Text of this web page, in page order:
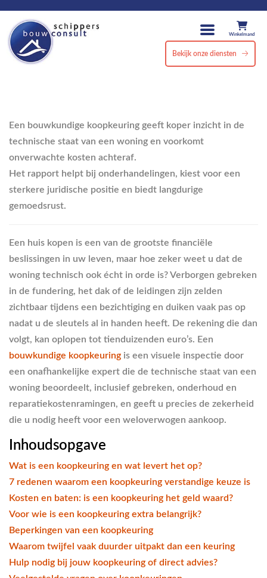
Winkelmand
Bekijk onze diensten
Een bouwkundige koopkeuring geeft koper inzicht in de
technische staat van een woning en voorkomt
onverwachte kosten achteraf.
Het rapport helpt bij onderhandelingen, kiest voor een
sterkere juridische positie en biedt langdurige
gemoedsrust.
Een huis kopen is een van de grootste financiële
beslissingen in uw leven, maar hoe zeker weet u dat de
woning technisch ook écht in orde is? Verborgen gebreken
in de fundering, het dak of de leidingen zijn zelden
zichtbaar tijdens een bezichtiging en duiken vaak pas op
nadat u de sleutels al in handen heeft. De rekening die dan
volgt, kan oplopen tot tienduizenden euro’s. Een
bouwkundige koopkeuring is een visuele inspectie door
een onafhankelijke expert die de technische staat van een
woning beoordeelt, inclusief gebreken, onderhoud en
reparatiekostenramingen, en geeft u precies de zekerheid
die u nodig heeft voor een weloverwogen aankoop.
Inhoudsopgave
Wat is een koopkeuring en wat levert het op?
7 redenen waarom een koopkeuring verstandige keuze is
Kosten en baten: is een koopkeuring het geld waard?
Voor wie is een koopkeuring extra belangrijk?
Beperkingen van een koopkeuring
Waarom twijfel vaak duurder uitpakt dan een keuring
Hulp nodig bij jouw koopkeuring of direct advies?